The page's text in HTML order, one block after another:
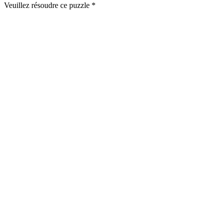
Veuillez résoudre ce puzzle *